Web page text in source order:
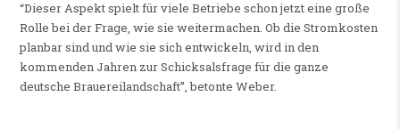
“Dieser Aspekt spielt für viele Betriebe schon jetzt eine große
Rolle bei der Frage, wie sie weitermachen. Ob die Stromkosten
planbar sind und wie sie sich entwickeln, wird in den
kommenden Jahren zur Schicksalsfrage für die ganze
deutsche Brauereilandschaft”, betonte Weber.